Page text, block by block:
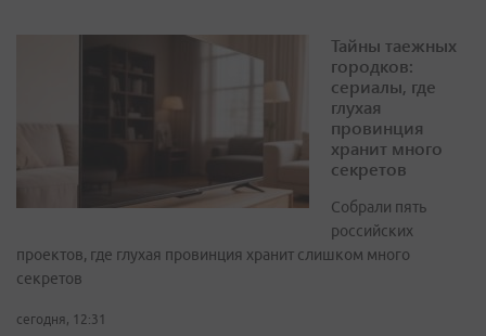
Тайны таежных
городков:
сериалы, где
глухая
провинция
хранит много
секретов
Собрали пять
российских
проектов, где глухая провинция хранит слишком много
секретов
сегодня, 12:31